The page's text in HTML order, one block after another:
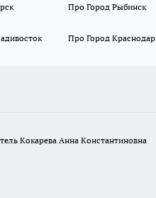
Про Город Рыбинск
Про Город Краснодар
Кокарева Анна Константиновна